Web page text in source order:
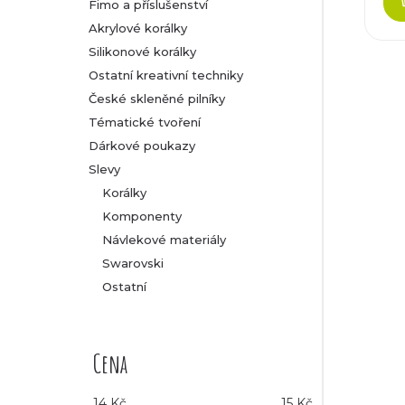
Fimo a příslušenství
Akrylové korálky
Silikonové korálky
Ostatní kreativní techniky
České skleněné pilníky
Tématické tvoření
Dárkové poukazy
Slevy
Korálky
Komponenty
Návlekové materiály
Swarovski
Ostatní
Cena